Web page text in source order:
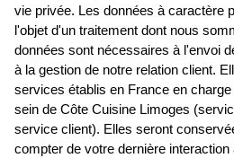
vie privée. Les données à caractère
l'objet d'un traitement dont nous
données sont nécessaires à l'envoi
à la gestion de notre relation client.
services établis en France en
sein de Côte Cuisine Limoges
service client). Elles seront
compter de votre dernière